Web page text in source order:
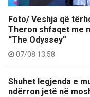
Foto/ Veshja që
Theron shfaqet me
“The Odyssey”
07/08 13:58
Shuhet legjenda e
ndërron jetë në